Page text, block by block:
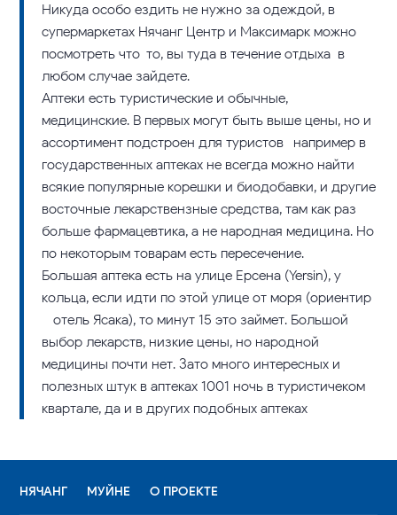
Никуда особо ездить не нужно за одеждой, в
супермаркетах Нячанг Центр и Максимарк можно
посмотреть что-то, вы туда в течение отдыха в
любом случае зайдете.
Аптеки есть туристические и обычные,
медицинские. В первых могут быть выше цены, но и
ассортимент подстроен для туристов- например в
государственных аптеках не всегда можно найти
всякие популярные корешки и биодобавки, и другие
восточные лекарствензные средства, там как раз
больше фармацевтика, а не народная медицина. Но
по некоторым товарам есть пересечение.
Большая аптека есть на улице Ерсена (Yersin), у
кольца, если идти по этой улице от моря (ориентир
– отель Ясака), то минут 15 это займет. Большой
выбор лекарств, низкие цены, но народной
медицины почти нет. Зато много интересных и
полезных штук в аптеках 1001 ночь в туристичеком
квартале, да и в других подобных аптеках
НЯЧАНГ МУЙНЕ О ПРОЕКТЕ